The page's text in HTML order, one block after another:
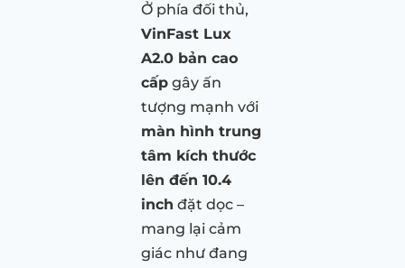
Ở phía đối thủ,
VinFast Lux
A2.0 bản cao
cấp gây ấn
tượng mạnh với
màn hình trung
tâm kích thước
lên đến 10.4
inch đặt dọc –
mang lại cảm
giác như đang